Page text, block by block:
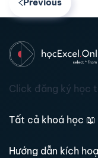
Click đăng ký học
Tất cả khoá học 📖
Hướng dẫn kích